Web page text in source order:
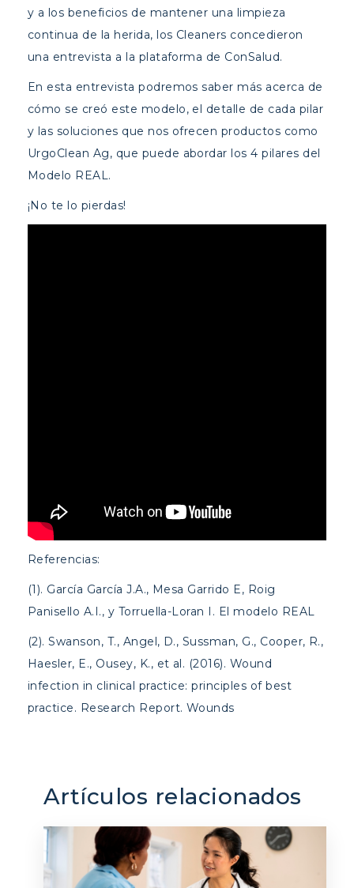
y a los beneficios de mantener una limpieza
continua de la herida, los Cleaners concedieron
una entrevista a la plataforma de ConSalud.
En esta entrevista podremos saber más acerca de
cómo se creó este modelo, el detalle de cada pilar
y las soluciones que nos ofrecen productos como
UrgoClean Ag, que puede abordar los 4 pilares del
Modelo REAL.
¡No te lo pierdas!
Referencias:
(1). García García J.A., Mesa Garrido E, Roig
Panisello A.I., y Torruella-Loran I. El modelo REAL
(2). Swanson, T., Angel, D., Sussman, G., Cooper, R.,
Haesler, E., Ousey, K., et al. (2016). Wound
infection in clinical practice: principles of best
practice. Research Report. Wounds
Artículos relacionados